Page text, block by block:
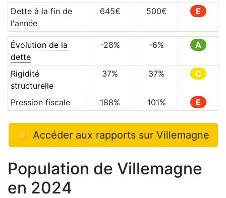
Dette à la fin de
l'année
645€ 500€ E
Évolution de la
dette
-28% -6% A
Rigidité
structurelle
37% 37% C
Pression fiscale 188% 101% E
👉 Accéder aux rapports sur Villemagne
Population de Villemagne
en 2024